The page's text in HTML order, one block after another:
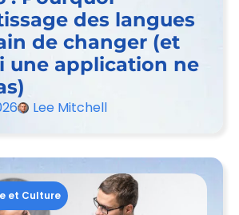
des langues
de changer (et
une application ne
Lee Mitchell
et Culture